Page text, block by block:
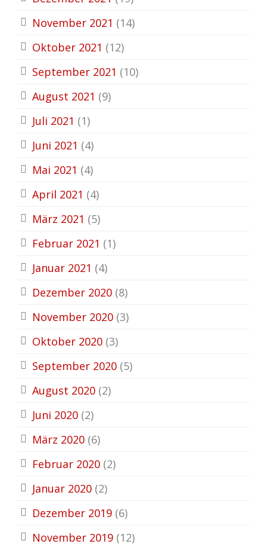
November 2021 (14)
Oktober 2021 (12)
September 2021 (10)
August 2021 (9)
Juli 2021 (1)
Juni 2021 (4)
Mai 2021 (4)
April 2021 (4)
März 2021 (5)
Februar 2021 (1)
Januar 2021 (4)
Dezember 2020 (8)
November 2020 (3)
Oktober 2020 (3)
September 2020 (5)
August 2020 (2)
Juni 2020 (2)
März 2020 (6)
Februar 2020 (2)
Januar 2020 (2)
Dezember 2019 (6)
November 2019 (12)